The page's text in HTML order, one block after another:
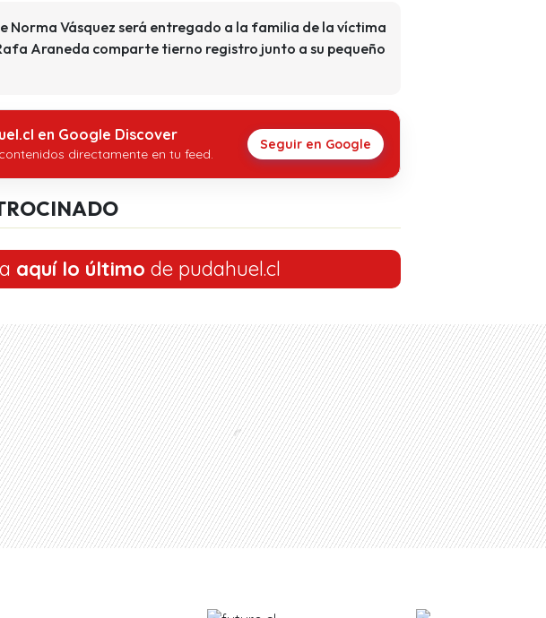
Norma Vásquez será entregado a la familia de la víctima
Araneda comparte tierno registro junto a su pequeño
en Google Discover
directamente en tu feed.
Seguir en Google
aquí lo último de pudahuel.cl